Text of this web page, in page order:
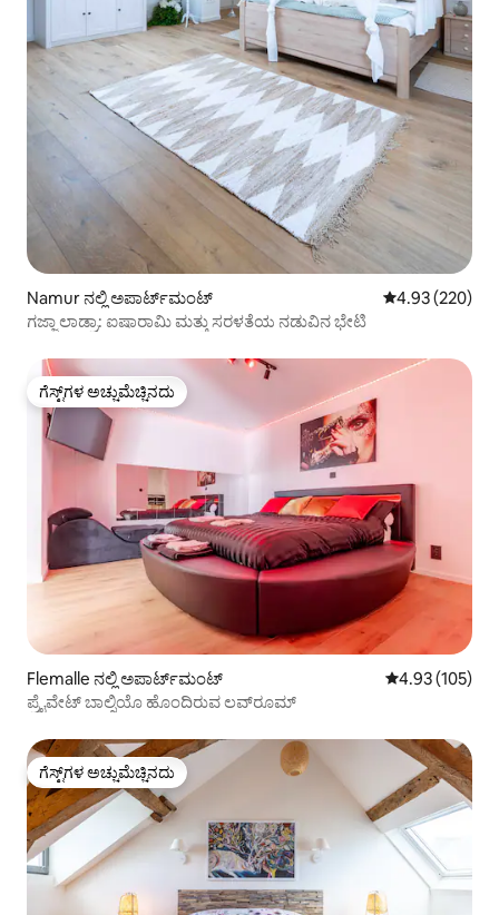
Namur ನಲ್ಲಿ ಅಪಾರ್ಟ್‌ಮಂಟ್ 5 ರಲ್ಲಿ 4.93
4.93 (220)
ಗಜ್ಜಾ ಲಾಡ್ರಾ: ಐಷಾರಾಮಿ ಮತ್ತು ಸರಳತೆಯ ನಡುವಿನ ಭೇಟಿ
ಗೆಸ್ಟ್‌ಗಳ ಅಚ್ಚುಮೆಚ್ಚಿನದು
ಗೆಸ್ಟ್‌ಗಳ ಅಚ್ಚುಮೆಚ್ಚಿನದು
Flemalle ನಲ್ಲಿ ಅಪಾರ್ಟ್‌ಮಂಟ್ 5 ರಲ್ಲಿ 4.93
4.93 (105)
ಪ್ರೈವೇಟ್ ಬಾಲ್ನಿಯೊ ಹೊಂದಿರುವ ಲವ್‌ರೂಮ್
ಗೆಸ್ಟ್‌ಗಳ ಅಚ್ಚುಮೆಚ್ಚಿನದು
ಗೆಸ್ಟ್‌ಗಳ ಅಚ್ಚುಮೆಚ್ಚಿನದು